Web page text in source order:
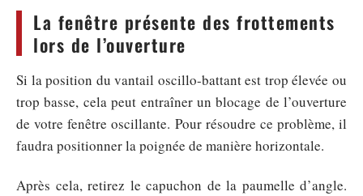
La fenêtre présente des frottements
lors de l’ouverture
Si la position du vantail oscillo-battant est trop élevée ou
trop basse, cela peut entraîner un blocage de l’ouverture
de votre fenêtre oscillante. Pour résoudre ce problème, il
faudra positionner la poignée de manière horizontale.
Après cela, retirez le capuchon de la paumelle d’angle.